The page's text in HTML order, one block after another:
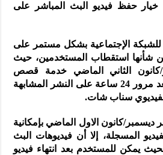
حفظ فيديو البث المباشر على
للشبكة الإجتماعية بشكل مستمر على
شأنها استقطاب المستخدمين، حيث
كانون الثاني الماضي خدمة قصص
إنستاجرام التي تختفي بعد مرور 24 ساعة على النشر المشابهة
سناب شات.
كانون الاول الماضي بإمكانية
المسجلة، إلا أن فيديوهات البث
يمكن للمستخدم بعد انتهاء فيديو